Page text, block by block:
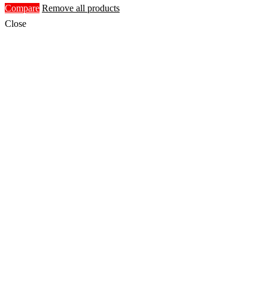
Compare Remove all products
Close